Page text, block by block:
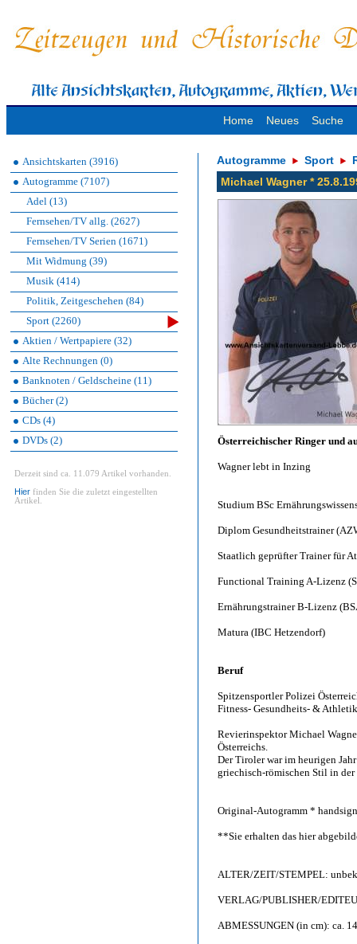
Home Neues Suche
Ansichtskarten (3916)
Autogramme (7107)
Adel (13)
Fernsehen/TV allg. (2627)
Fernsehen/TV Serien (1671)
Mit Widmung (39)
Musik (414)
Politik, Zeitgeschehen (84)
Sport (2260)
Aktien / Wertpapiere (32)
Alte Rechnungen (0)
Banknoten / Geldscheine (11)
Bücher (2)
CDs (4)
DVDs (2)
Derzeit sind ca. 11.079 Artikel vorhanden.
Hier finden Sie die zuletzt eingestellten
Artikel.
Autogramme Sport
Michael Wagner *
Österreichischer Ringer und
Wagner lebt in Inzing
Studium BSc
Diplom Gesundheitstrainer
Staatlich geprüfter Trainer für
Functional Training A-Lizenz
Ernährungstrainer B-Lizenz
Matura (IBC Hetzendorf)
Beruf
Spitzensportler Polizei
Fitness- Gesundheits- &
Revierinspektor Michael
Österreichs.
Der Tiroler war im heurigen
griechisch-römischen Stil in
Original-Autogramm *
**Sie erhalten das hier
ALTER/ZEIT/STEMPEL:
VERLAG/PUBLISHER/
ABMESSUNGEN (in cm): ca.